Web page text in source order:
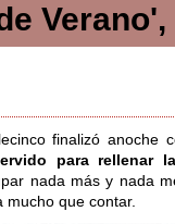
finalizó
para rellenar
nada más y nada
que contar.